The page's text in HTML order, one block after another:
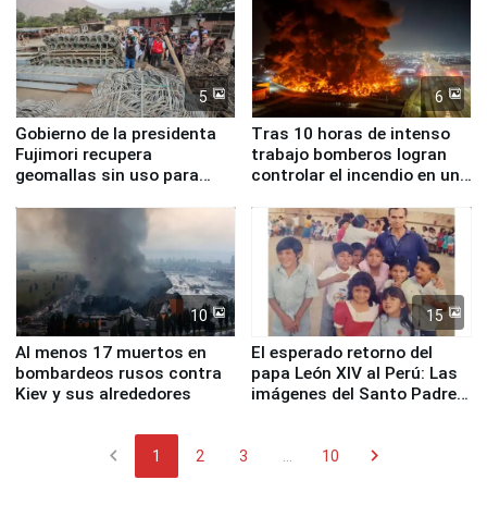
5
Gobierno de la presidenta
Fujimori recupera
geomallas sin uso para
Fenómeno El Niño
6
Tras 10 horas de intenso
trabajo bomberos logran
controlar el incendio en una
de Chile
10
Al menos 17 muertos en
bombardeos rusos contra
Kiev y sus alrededores
15
El esperado retorno del
papa León XIV al Perú: Las
imágenes del Santo Padre
chevron_left 1 2 3 10 chevron_right